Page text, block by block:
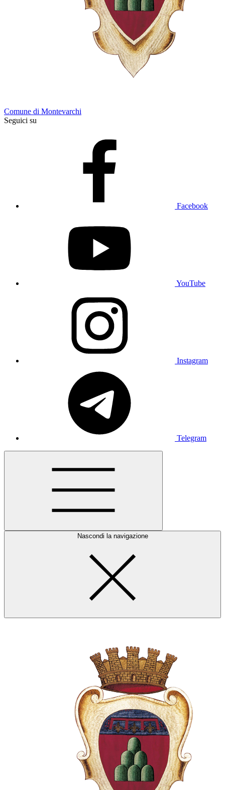
Comune di Montevarchi
Seguici su
Facebook
YouTube
Instagram
Telegram
Nascondi la navigazione